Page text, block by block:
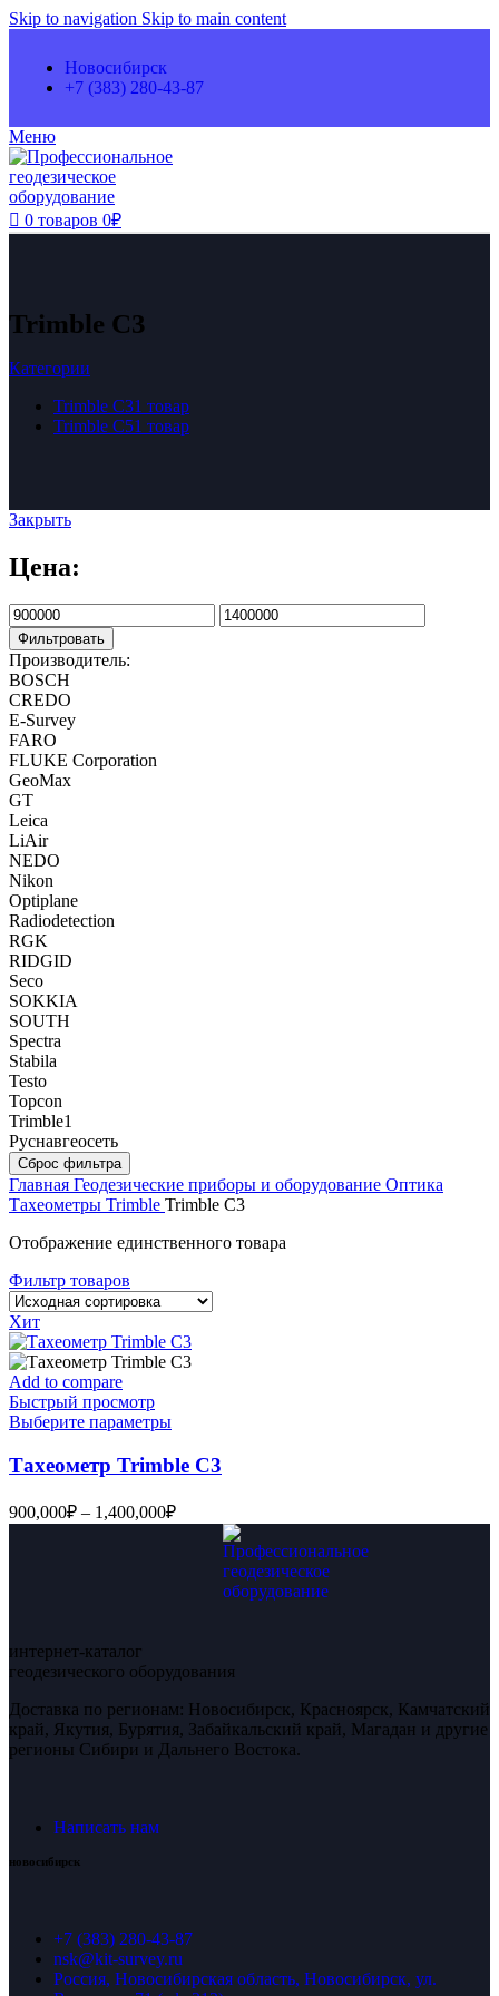
Skip to navigation Skip to main content
Новосибирск
+7 (383) 280-43-87
Меню
0 товаров 0₽
Trimble C3
Категории
Trimble C31 товар
Trimble C51 товар
Закрыть
Цена:
Фильтровать
Производитель:
BOSCH
CREDO
E-Survey
FARO
FLUKE Corporation
GeoMax
GT
Leica
LiAir
NEDO
Nikon
Optiplane
Radiodetection
RGK
RIDGID
Seco
SOKKIA
SOUTH
Spectra
Stabila
Testo
Topcon
Trimble1
Руснавгеосеть
Сброс фильтра
Главная Геодезические приборы и оборудование Оптика
Тахеометры Trimble Trimble C3
Отображение единственного товара
Фильтр товаров
Хит
Add to compare
Быстрый просмотр
Выберите параметры
Тахеометр Trimble C3
900,000₽ – 1,400,000₽
интернет-каталог
геодезического оборудования
Доставка по регионам: Новосибирск, Красноярск, Камчатский
край, Якутия, Бурятия, Забайкальский край, Магадан и другие
регионы Сибири и Дальнего Востока.
Написать нам
новосибирск
+7 (383) 280-43-87
nsk@kit-survey.ru
Россия, Новосибирская область, Новосибирск, ул.